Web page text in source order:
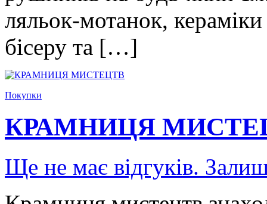
ляльок-мотанок, кераміки
бісеру та […]
Покупки
КРАМНИЦЯ
Ще не має відгуків.